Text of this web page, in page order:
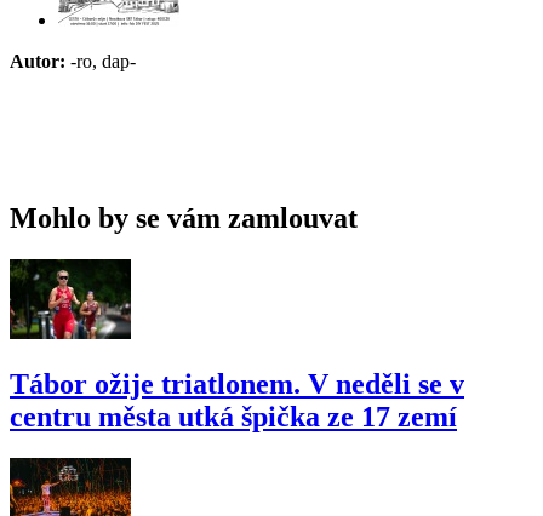
Autor: -ro, dap-
Mohlo by se vám zamlouvat
Tábor ožije triatlonem. V neděli se v
centru města utká špička ze 17 zemí